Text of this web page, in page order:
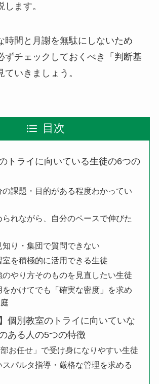
ます。
時間と月謝を無駄にしないため
ずチェックしておくべき「判断基
いきましょう。
目次
トライに向いている生徒の6つの
課題・目的がある程度わかってい
れながら、自分のペースで伸びた
り・集団で質問できない
を積極的に活用できる生徒
やり方そのものを見直したい生徒
かけてでも「確実な密度」を求め
】個別教室のトライに向いていな
ある人の5つの特徴
お任せ」で受け身になりやすい生徒
パルタ指導・厳格な管理を求める